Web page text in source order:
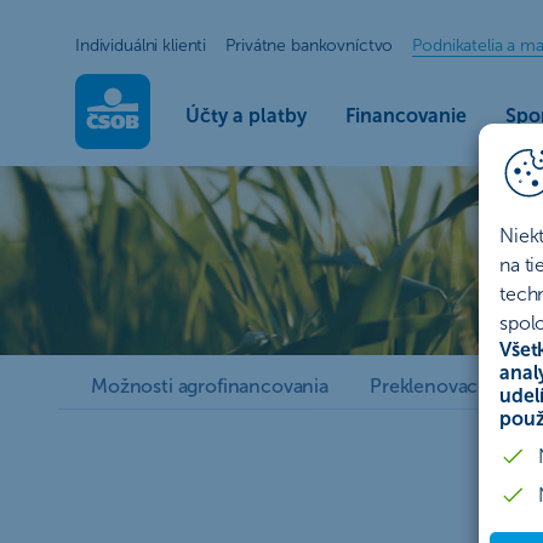
na
Individuálni klienti Privátne bankovníctvo Podnikatelia a
Účty a platby Financovanie
Agrofinancovanie |
Agrofinancovanie
Získajte spoľahlivé financovanie pre rozvoj vašich
Mám záujem
Možnosti agrofinancovania Preklenovací